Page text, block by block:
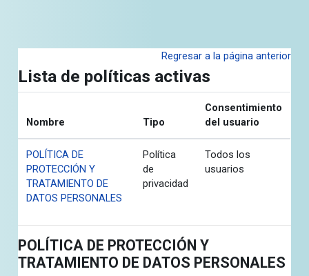
Regresar a la página anterior
Lista de políticas activas
Nombre Tipo
Consentimiento
del usuario
POLÍTICA DE
PROTECCIÓN Y
TRATAMIENTO DE
DATOS PERSONALES
Política
de
privacidad
Todos los
usuarios
POLÍTICA DE PROTECCIÓN Y
TRATAMIENTO DE DATOS PERSONALES